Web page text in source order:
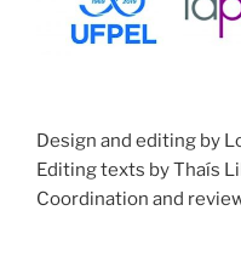
Design and editing by
Editing texts by Thaís
Coordination and